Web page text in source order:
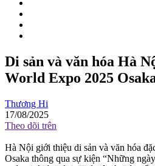
Di sản và văn hóa Hà
World Expo 2025
Thương Hi
17/08/2025
Theo dõi trên
Hà Nội giới thiệu di sản và văn hóa
Osaka thông qua sự kiện “Những